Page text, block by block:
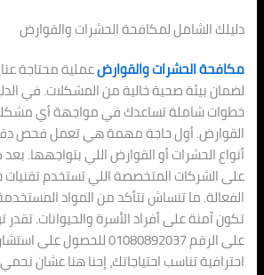
دليلك الشامل لمكافحة الحشرات والقوارض
مكافحة الحشرات والقوارضعملية محتاجة
لضمان بيئة صحية خالية من المشكلات. في
خطوات شاملة تساعدك في مواجهة أي
القوارض. أول حاجة مهمة هي تعمل فحص
أنواع الحشرات أو القوارض اللي بتواجهها.
على الشركات المتخصصة اللي تستخدم تقنيات
الفعالة. ما تنساش تتأكد من المواد
تكون آمنة على أفراد الأسرة والحيوانات.
على الرقم 01080892037
احترافية تناسب احتياجاتك، إحنا هنا عشان